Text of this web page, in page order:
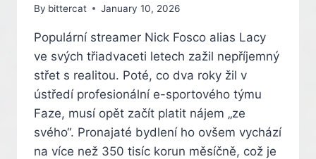
By bittercat January 10, 2026
Populární streamer Nick Fosco alias Lacy
ve svých třiadvaceti letech zažil nepříjemný
střet s realitou. Poté, co dva roky žil v
ústředí profesionální e-sportového týmu
Faze, musí opět začít platit nájem „ze
svého“. Pronajaté bydlení ho ovšem vychází
na více než 350 tisíc korun měsíčně, což je